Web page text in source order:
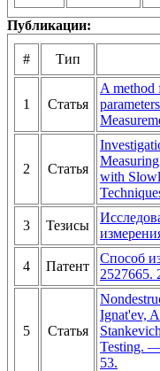
Публикации:
# Тип
1 Статья
A method
2 Статья
with
3 Тезисы
4 Патент
Способ
2527665.
5 Статья
Ignat'ev,
Testing.
53.